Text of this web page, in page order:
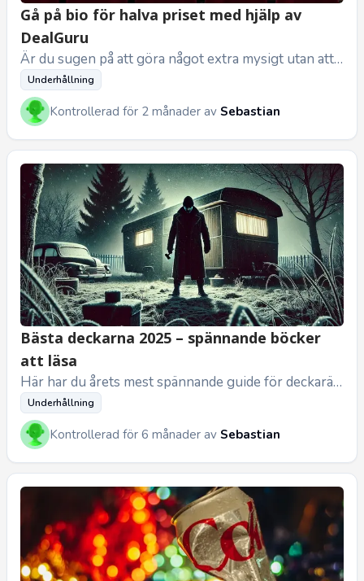
Gå på bio för halva priset med hjälp av
DealGuru
Är du sugen på att göra något extra mysigt utan att t
ömma plånboken? Då har vi en fantastisk nyhet för d
ig! Just nu kan ...
Underhållning
Kontrollerad för 2 månader av Sebastian
Bästa deckarna 2025 – spännande böcker
att läsa
Här har du årets mest spännande guide för deckaräls
kare! För om du älskar att försvinna in i en bok där m
ysterier, intri...
Underhållning
Kontrollerad för 6 månader av Sebastian